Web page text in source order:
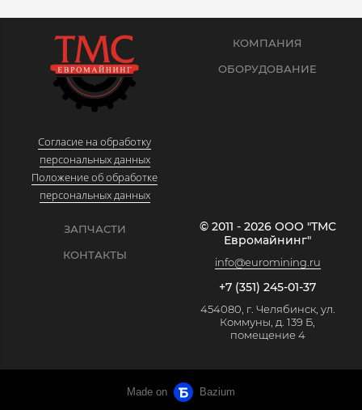
Согласие на обработку
персональных данных
Положение об обработке
персональных данных
КОМПАНИЯ
ОБОРУДОВАНИЕ
ЗАПЧАСТИ
КОНТАКТЫ
© 2011 - 2026 ООО "ТМС
Евромайнинг"
info@euromining.ru
+7 (351) 245-01-37
454080, г. Челябинск, ул.
Коммуны, д. 139 Б,
помещение 4
Made on Bazium